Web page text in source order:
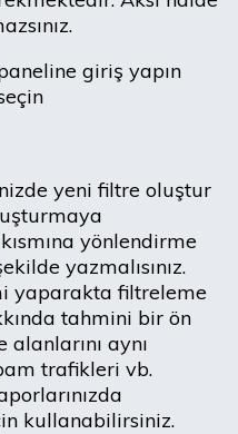
giriş yapın
yeni filtre oluştur
yönlendirme
yazmalısınız.
yaparakta filtreleme
tahmini bir ön
aynı
trafikleri vb.
kullanabilirsiniz.